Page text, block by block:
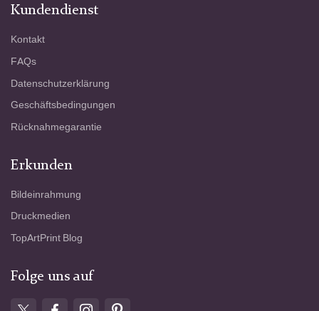
Kundendienst
Kontakt
FAQs
Datenschutzerklärung
Geschäftsbedingungen
Rücknahmegarantie
Erkunden
Bildeinrahmung
Druckmedien
TopArtPrint Blog
Folge uns auf